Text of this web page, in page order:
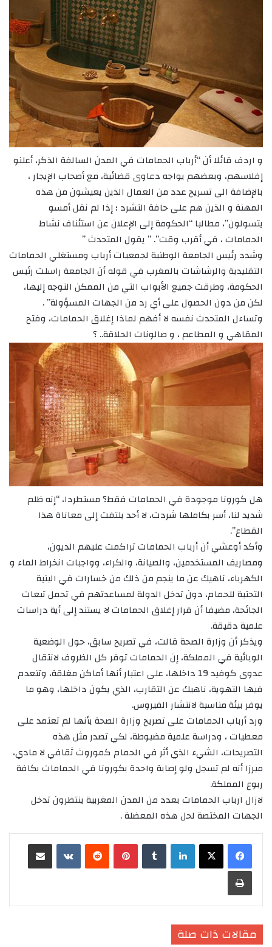
و اردف قائلا أن “أرباب الحمامات في المدن السالفة الذكر، أعلنو
إفلاسهم، وبعضهم يواجه دعاوى قضائية، مع أصحاب الإيجار ،
بالإضافة الى تسريح عدد من العمال الذين يعيشون من هذه
المهنة و الذين هم على حافة التشرد ؛ إذا لم نقل أمسو
يتسولون”، مطالبا “الحكومة إلى الإعلان عن استئناف نشاط
الحمامات ، في أقرب وقت”. ” يقول المتحدث ”
وشدد رئيس الجامعة الوطنية لجمعيات أرباب ومستغلي الحمامات
التقليدية والرشاشات بالمغرب في قوله أن الجامعة راسلت رئيس
الحكومة، وطرقت جميع الأبواب التي من الممكن التوجه إليها،
لكن من دون الحصول على أي رد من الجهات المسؤولة” .
وتساءل المتحدث نفسه لا أفهم لماذا إغلاق الحمامات، وفتح
المقاهي و المطاعم ، و صالونات الحلاقة.. ؟
هل كورونا موجودة في الحمامات فقط؟ مستطردا، “إنه ظلم
شديد لنا، أسر بكاملها شردت، لا أحد يلتفت إلى معاناة هذا
القطاع”.
وأكد أوعشي أن أرباب الحمامات تراكمت عليهم الديون،
ومصاريف المستخدمين، والصيانة، والكراء، وواجبات انخراط الماء و
الكهرباء، ناهيك عن ما ينجم من ذلك من خسارات في البنية
التحتية للحمام، دون تدخل الدولة لمساعدتهم في تحمل تبعات
الجائحة، مضيفا أن قرار إغلاق الحمامات لا يستند إلى أية دراسات
علمية دقيقة.
ويذكر أن وزارة الصحة قالت، في تصريح سابق، حول الوضعية
الوبائية في المملكة، إن الحمامات توفر كل الظروف لانتقال
عدوى كوفيد 19 داخلها، على اعتبار أنها أماكن مغلقة، وتنعدم
فيها التهوية، ناهيك عن التقارب، الذي يكون داخلها، وهو ما
يوفر بيئة مناسبة لانتشار الفيروس.
ورد أرباب الحمامات على تصريح وزارة الصحة بأنها لم تعتمد على
معطيات ، ودراسة علمية مضبوطة، لكي تصدر مثل هذه
التصريحات، الشيء الذي أثر في الحمام كموروث ثقافي لا مادي،
مبرزا أنه لم تسجل ولو إصابة واحدة بكورونا في الحمامات بكافة
ربوع المملكة.
لازال ارباب الحمامات بعدد من المدن المغربية ينتظرون تدخل
الجهات المختصة لحل هذه المعضلة .
لينكدإن بينتيريست
طباعة
مقالات ذات صلة